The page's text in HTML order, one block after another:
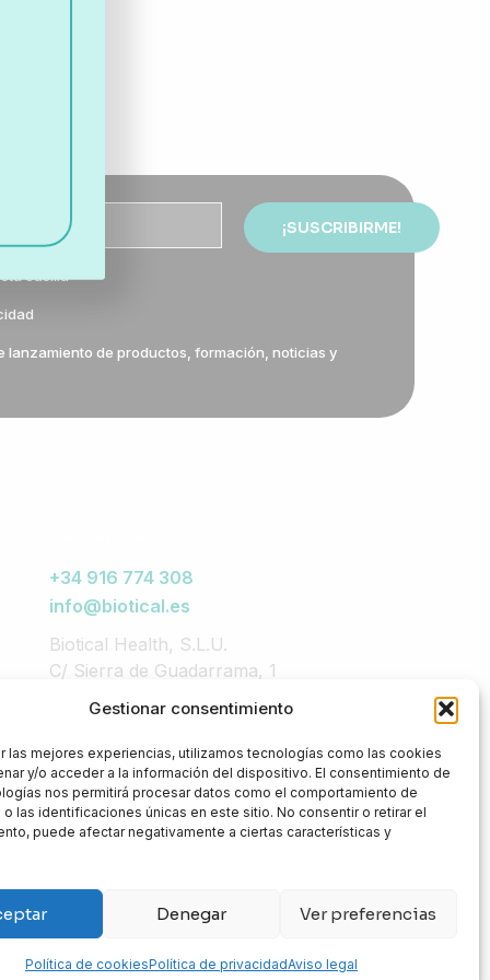
Gestionar consentimiento
las mejores experiencias, utilizamos tecnologías como las cookies
y/o acceder a la información del dispositivo. El consentimiento de
nos permitirá procesar datos como el comportamiento de
las identificaciones únicas en este sitio. No consentir o retirar el
puede afectar negativamente a ciertas características y
Denegar Ver preferencias
Política de cookiesPolítica de privacidadAviso legal
casilla
lanzamiento de productos, formación, noticias y
+34 916 774 308
info@biotical.es
Biotical Health, S.L.U.
C/ Sierra de Guadarrama, 1
Kudos Innovation Campus San Fernando
(Madrid)